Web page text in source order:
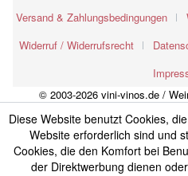
Versand & Zahlungsbedingungen
Widerruf / Widerrufsrecht
© 2003-2026 vini-vinos.de /
Diese Website benutzt Cookies,
Website erforderlich sind und
Cookies, die den Komfort bei
der Direktwerbung dienen